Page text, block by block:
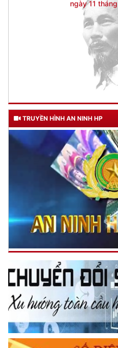
TƯ
NGƯỜI CÔNG
CẦN, KIỆM,
Đối với đồng sự, phải
THÂN ÁI
Đối với chính phủ, phải
TUYỆT ĐỐI
Đối với nhân dân, phải
KÍNH
TRUYỀN HÌNH AN NINH HP